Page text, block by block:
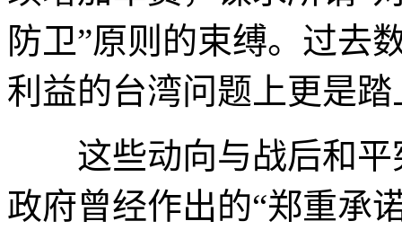
防卫”原则的束缚。过去
利益的台湾问题上更是
这些动向与战后和平
政府曾经作出的“郑重承